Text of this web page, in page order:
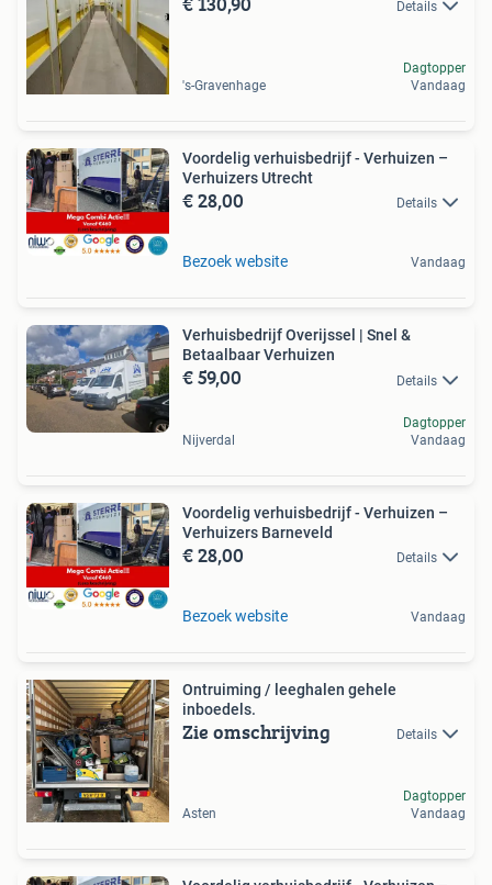
Details
's-Gravenhage
Dagtopper
Vandaag
Voordelig verhuisbedrijf - Verhuizen –
Verhuizers Utrecht
€ 28,00 Details
Bezoek website Vandaag
Verhuisbedrijf Overijssel | Snel &
Betaalbaar Verhuizen
€ 59,00 Details
Nijverdal
Dagtopper
Vandaag
Voordelig verhuisbedrijf - Verhuizen –
Verhuizers Barneveld
€ 28,00 Details
Bezoek website Vandaag
Ontruiming / leeghalen gehele
inboedels.
Zie omschrijving Details
Asten
Dagtopper
Vandaag